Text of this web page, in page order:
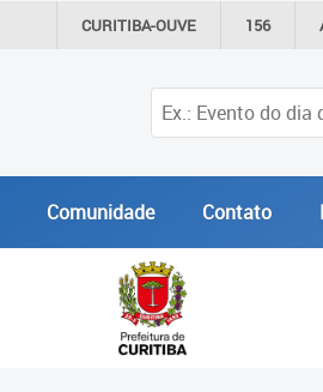
CURITIBA-OUVE 156
Comunidade Contato